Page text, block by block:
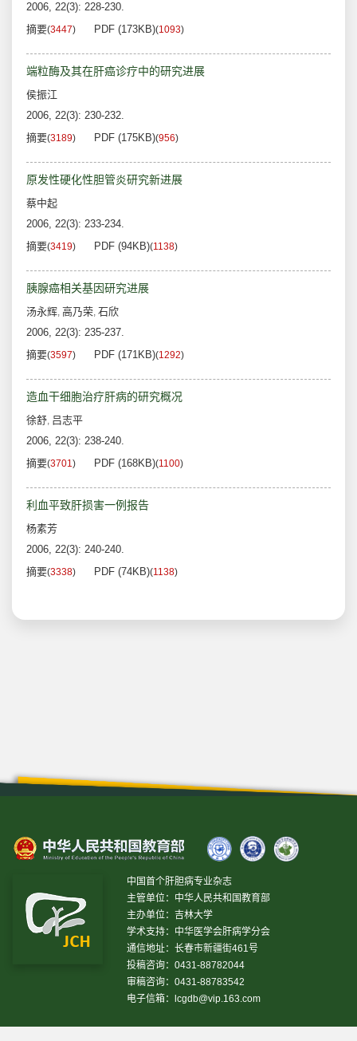
2006, 22(3): 228-230.
摘要(3447) PDF (173KB)(1093)
端粒酶及其在肝癌诊疗中的研究进展
侯振江
2006, 22(3): 230-232.
摘要(3189) PDF (175KB)(956)
原发性硬化性胆管炎研究新进展
蔡中起
2006, 22(3): 233-234.
摘要(3419) PDF (94KB)(1138)
胰腺癌相关基因研究进展
汤永辉, 高乃荣, 石欣
2006, 22(3): 235-237.
摘要(3597) PDF (171KB)(1292)
造血干细胞治疗肝病的研究概况
徐舒, 吕志平
2006, 22(3): 238-240.
摘要(3701) PDF (168KB)(1100)
利血平致肝损害一例报告
杨素芳
2006, 22(3): 240-240.
摘要(3338) PDF (74KB)(1138)
中国首个肝胆病专业杂志
主管单位：中华人民共和国教育部
主办单位：吉林大学
学术支持：中华医学会肝病学分会
通信地址：长春市新疆街461号
投稿咨询：0431-88782044
审稿咨询：0431-88783542
电子信箱：
lcgdb@vip.163.com